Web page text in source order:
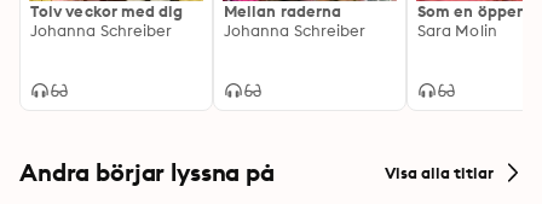
Tolv veckor med dig
Johanna Schreiber
Mellan raderna
Johanna Schreiber
Som en öppen
Sara Molin
Andra börjar lyssna på Visa alla titlar